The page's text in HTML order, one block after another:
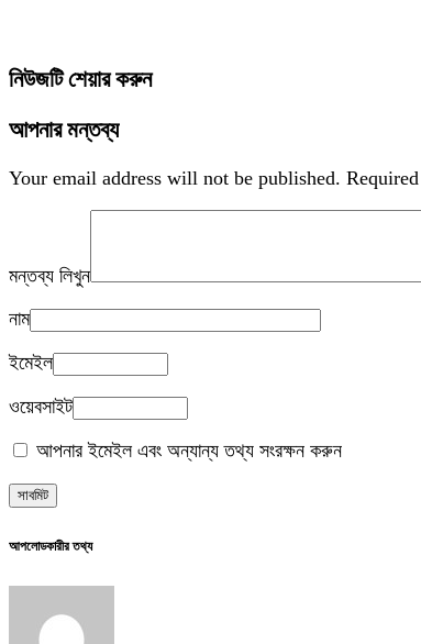
নিউজটি শেয়ার করুন
আপনার মন্তব্য
Your email address will not be published.
মন্তব্য লিখুন
নাম
ইমেইল
ওয়েবসাইট
আপনার ইমেইল এবং অন্যান্য তথ্য সংরক্ষন করুন
আপলোডকারীর তথ্য